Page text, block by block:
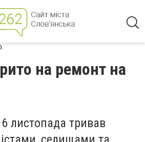
на ремонт на
листопада тривав